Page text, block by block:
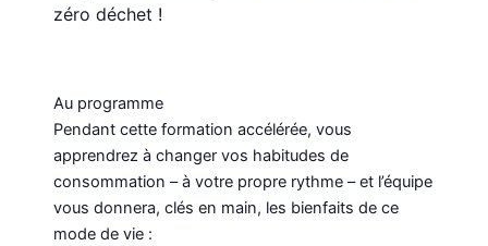
zéro déchet !
Au programme
Pendant cette formation accélérée, vous
apprendrez à changer vos habitudes de
consommation – à votre propre rythme – et l’équipe
vous donnera, clés en main, les bienfaits de ce
mode de vie :